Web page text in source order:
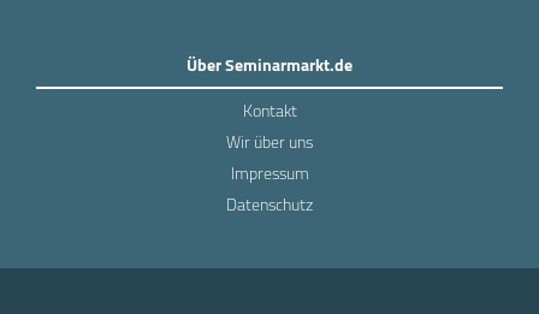
Über Seminarmarkt.de
Kontakt
Wir über uns
Impressum
Datenschutz